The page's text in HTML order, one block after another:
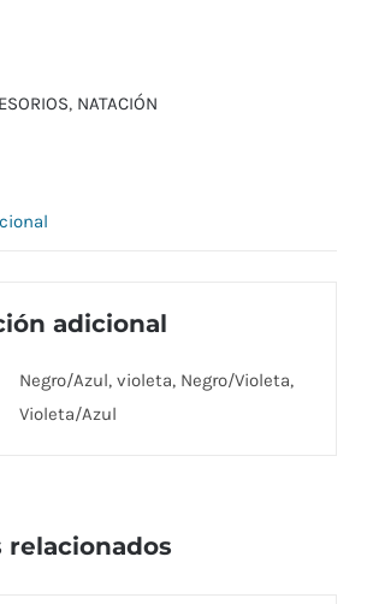
, NATACIÓN
adicional
Negro/Azul, violeta, Negro/Violeta,
Violeta/Azul
relacionados